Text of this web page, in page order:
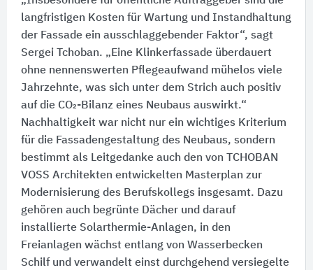
langfristigen Kosten für Wartung und Instandhaltung
der Fassade ein ausschlaggebender Faktor“, sagt
Sergei Tchoban. „Eine Klinkerfassade überdauert
ohne nennenswerten Pflegeaufwand mühelos viele
Jahrzehnte, was sich unter dem Strich auch positiv
auf die CO₂-Bilanz eines Neubaus auswirkt.“
Nachhaltigkeit war nicht nur ein wichtiges Kriterium
für die Fassadengestaltung des Neubaus, sondern
bestimmt als Leitgedanke auch den von TCHOBAN
VOSS Architekten entwickelten Masterplan zur
Modernisierung des Berufskollegs insgesamt. Dazu
gehören auch begrünte Dächer und darauf
installierte Solarthermie-Anlagen, in den
Freianlagen wächst entlang von Wasserbecken
Schilf und verwandelt einst durchgehend versiegelte